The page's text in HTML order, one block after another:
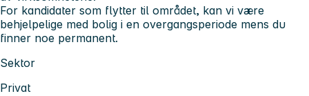
For kandidater som flytter til området, kan vi være
behjelpelige med bolig i en overgangsperiode mens du
finner noe permanent.
Sektor
Privat